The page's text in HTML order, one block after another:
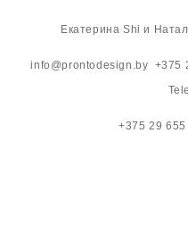
Екатерина Shi и
info@prontodesign.by +375
+375 29